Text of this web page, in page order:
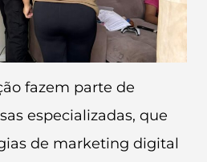
fazem parte de
especializadas, que
de marketing digital